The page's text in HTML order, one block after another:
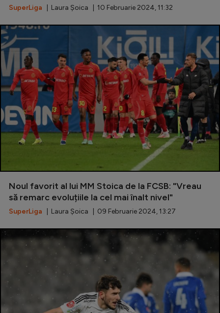
SuperLiga | Laura Șoica | 10 Februarie 2024, 11:32
Noul favorit al lui MM Stoica de la FCSB: "Vreau
să remarc evoluțiile la cel mai înalt nivel"
SuperLiga | Laura Șoica | 09 Februarie 2024, 13:27